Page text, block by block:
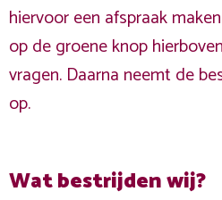
hiervoor een afspraak
op de groene knop
vragen. Daarna neemt de
op.
Wat bestrijden wij?